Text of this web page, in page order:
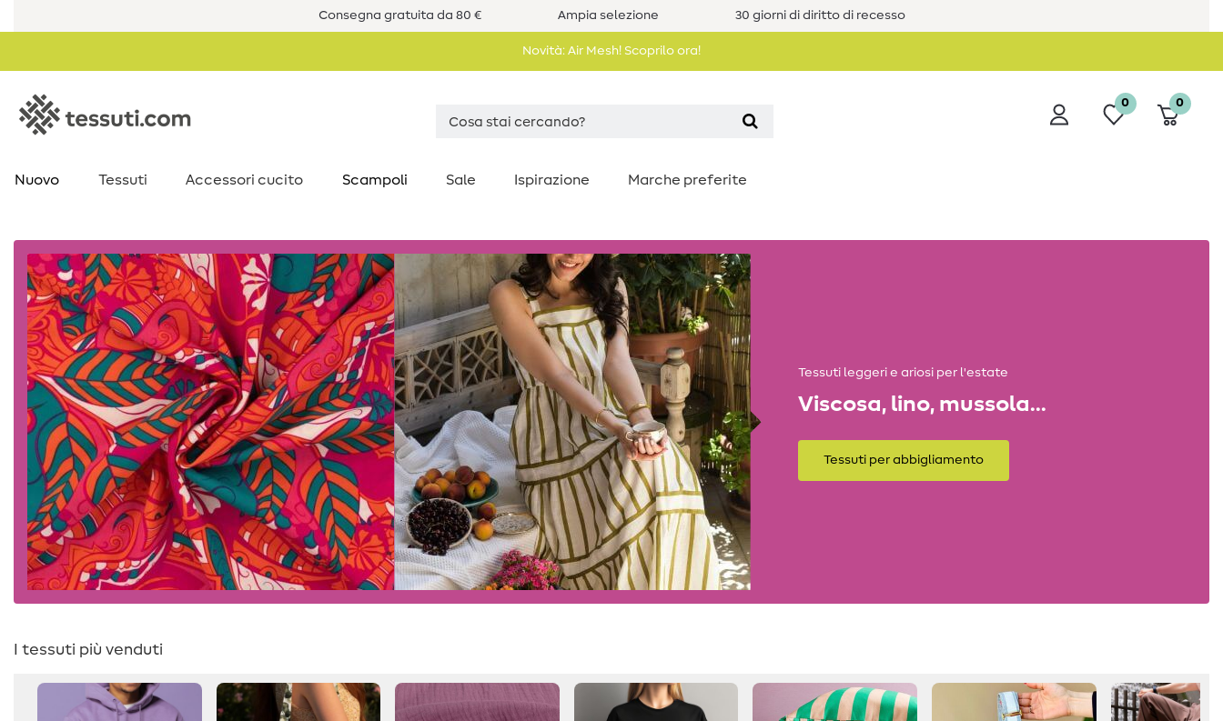
Consegna gratuita da 80 € Ampia selezione 30 giorni di diritto di recesso
Novità: Air Mesh! Scoprilo ora!
0 0
Nuovo Tessuti Accessori cucito Scampoli Sale Ispirazione Marche preferite
Tessuti leggeri e ariosi per l'estate
Viscosa, lino, mussola...
Tessuti per abbigliamento
I tessuti più venduti